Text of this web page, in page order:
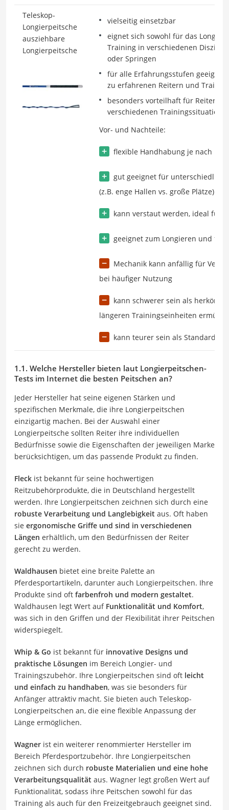
Teleskop-
Longierpeitsche
ausziehbare
Longierpeitsche
vielseitig einsetzbar
eignet sich sowohl für das
Training in verschiedenen
oder Springen
für alle Erfahrungsstufen
zu erfahrenen Reitern und
besonders vorteilhaft für Reiter,
verschiedenen
Vor- und Nachteile:
flexible Handhabung je nach
gut geeignet für
(z.B. enge Hallen vs. große Plätze).
kann verstaut werden, ideal für
geeignet zum Longieren und für
Mechanik kann anfällig für
bei häufiger Nutzung
kann schwerer sein als
längeren Trainingseinheiten
kann teurer sein als
1.1. Welche Hersteller bieten laut Longierpeitschen-
Tests im Internet die besten Peitschen an?
Jeder Hersteller hat seine eigenen Stärken und
spezifischen Merkmale, die ihre Longierpeitschen
einzigartig machen. Bei der Auswahl einer
Longierpeitsche sollten Reiter ihre individuellen
Bedürfnisse sowie die Eigenschaften der jeweiligen Marke
berücksichtigen, um das passende Produkt zu finden.
Fleck ist bekannt für seine hochwertigen
Reitzubehörprodukte, die in Deutschland hergestellt
werden. Ihre Longierpeitschen zeichnen sich durch eine
robuste Verarbeitung und Langlebigkeit aus. Oft haben
sie ergonomische Griffe und sind in verschiedenen
Längen erhältlich, um den Bedürfnissen der Reiter
gerecht zu werden.
Waldhausen bietet eine breite Palette an
Pferdesportartikeln, darunter auch Longierpeitschen. Ihre
Produkte sind oft farbenfroh und modern gestaltet.
Waldhausen legt Wert auf Funktionalität und Komfort,
was sich in den Griffen und der Flexibilität ihrer Peitschen
widerspiegelt.
Whip & Go ist bekannt für innovative Designs und
praktische Lösungen im Bereich Longier- und
Trainingszubehör. Ihre Longierpeitschen sind oft leicht
und einfach zu handhaben, was sie besonders für
Anfänger attraktiv macht. Sie bieten auch Teleskop-
Longierpeitschen an, die eine flexible Anpassung der
Länge ermöglichen.
Wagner ist ein weiterer renommierter Hersteller im
Bereich Pferdesportzubehör. Ihre Longierpeitschen
zeichnen sich durch robuste Materialien und eine hohe
Verarbeitungsqualität aus. Wagner legt großen Wert auf
Funktionalität, sodass ihre Peitschen sowohl für das
Training als auch für den Freizeitgebrauch geeignet sind.